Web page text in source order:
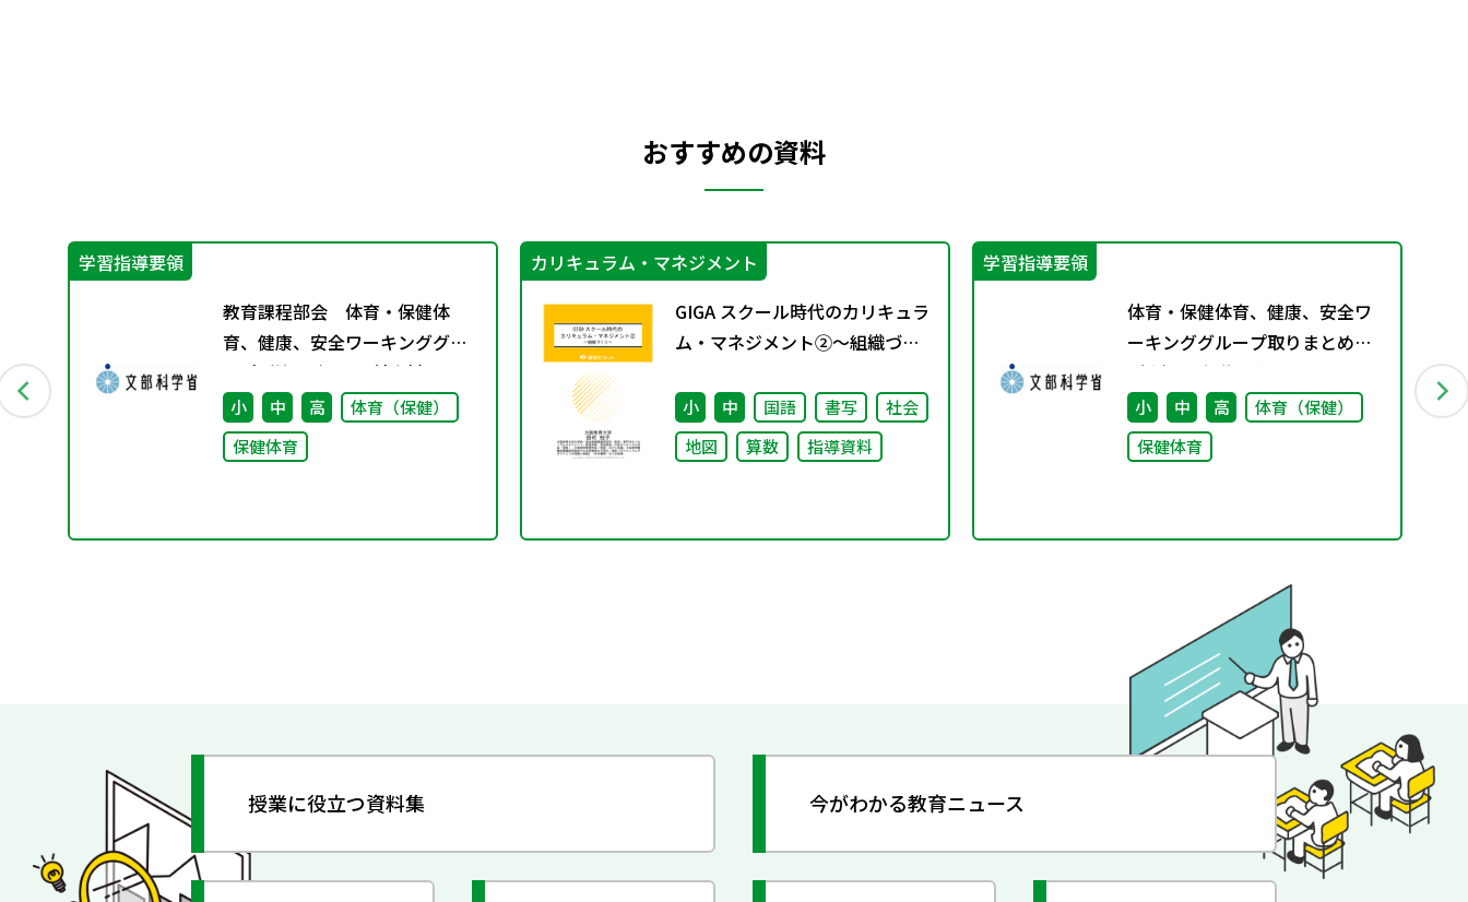
おすすめの資料
学習指導要領
教育課程部会 体育・保健体
育、健康、安全ワーキンググル
ープ（第5回） 配付資料
小 中 高
体育（保健）
保健体育
カリキュラム・マネジメント
GIGA スクール時代のカリキュラ
ム・マネジメント②〜組織づく
小 中 国語 書写
社会
地図
算数 指導資料
学習指導要領
体育・保健体育、健康、安全ワ
ーキンググループ取りまとめ
（案）※会議後修正
小 中 高
体育（保健）
保健体育
授業に役立つ資料集 今がわかる教育ニュース